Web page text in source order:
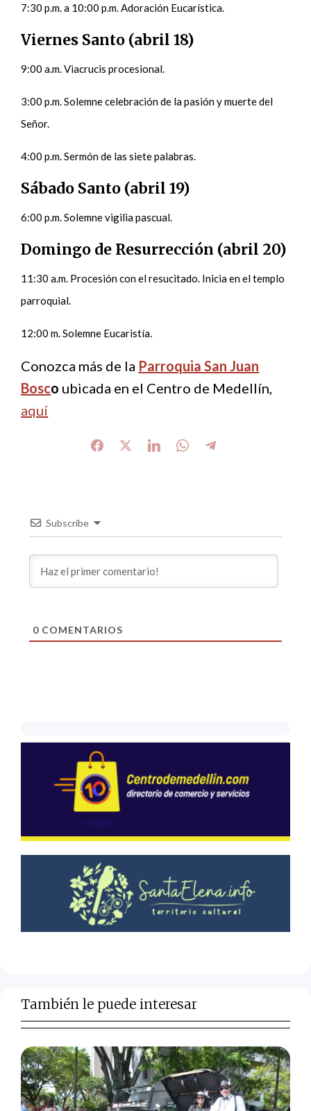
7:30 p.m. a 10:00 p.m. Adoración Eucarística.
Viernes Santo (abril 18)
9:00 a.m. Viacrucis procesional.
3:00 p.m. Solemne celebración de la pasión y muerte del
Señor.
4:00 p.m. Sermón de las siete palabras.
Sábado Santo (abril 19)
6:00 p.m. Solemne vigilia pascual.
Domingo de Resurrección (abril 20)
11:30 a.m. Procesión con el resucitado. Inicia en el templo
parroquial.
12:00 m. Solemne Eucaristía.
Conozca más de la Parroquia San Juan
Bosco ubicada en el Centro de Medellín,
aquí
Subscribe
0COMENTARIOS
También le puede interesar